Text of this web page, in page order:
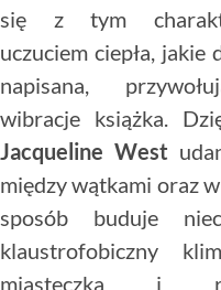
się z tym
uczuciem ciepła, jakie
napisana,
wibracje książka.
Jacqueline West
między wątkami oraz
sposób buduje
klaustrofobiczny
miasteczka i